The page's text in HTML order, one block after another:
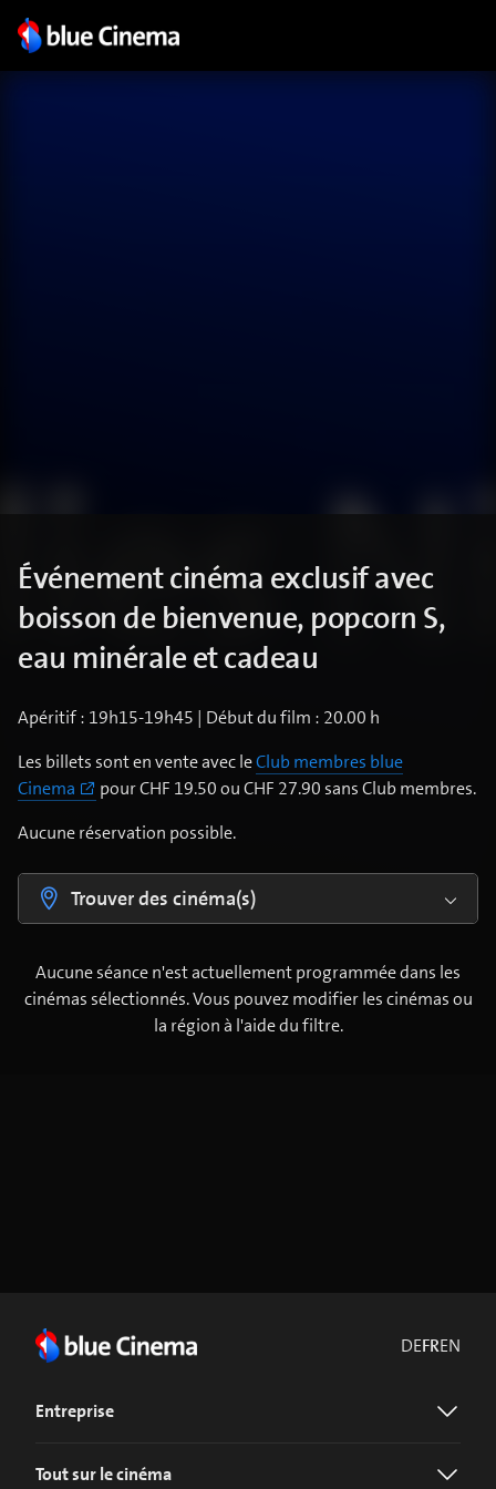
Événement cinéma exclusif avec
boisson de bienvenue, popcorn S,
eau minérale et cadeau
Apéritif : 19h15-19h45 | Début du film : 20.00 h
Les billets sont en vente avec leClub membres blue
Cinema
pour CHF 19.50 ou CHF 27.90 sans Club membres.
Aucune réservation possible.
Trouver des cinéma(s)
Aucune séance n'est actuellement programmée dans les
cinémas sélectionnés. Vous pouvez modifier les cinémas ou
la région à l'aide du filtre.
DEFREN
Entreprise
Tout sur le cinéma